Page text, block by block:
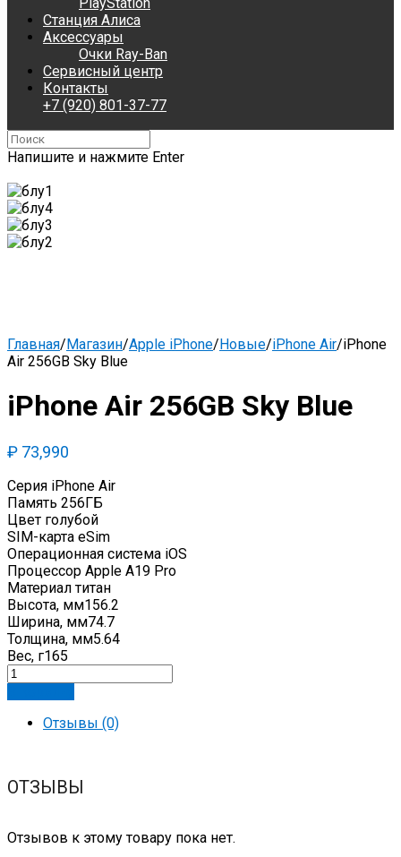
Станция Алиса
Аксессуары
Очки Ray-Ban
Сервисный центр
Контакты
+7 (920) 801-37-77
Напишите и нажмите Enter
Главная/Магазин/Apple iPhone/Новые/iPhone Air/iPhone
Air 256GB Sky Blue
iPhone Air 256GB Sky Blue
₽ 73,990
Серия iPhone Air
Память 256ГБ
Цвет голубой
SIM-карта eSim
Операционная система iOS
Процессор Apple A19 Pro
Материалтитан
Высота, мм156.2
Ширина, мм74.7
Толщина, мм5.64
Вес, г165
Отзывы (0)
ОТЗЫВЫ
Отзывов к этому товару пока нет.